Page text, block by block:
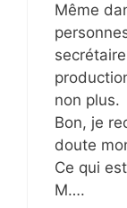
Même
non plus.
Bon, je
doute
Ce qui
M….